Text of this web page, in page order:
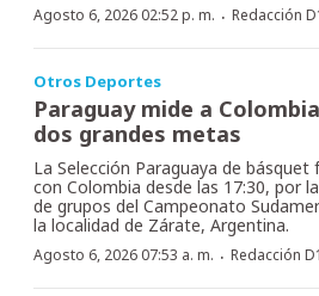
Agosto 6, 2026 02:52 p. m. · Redacción
Otros Deportes
Paraguay mide a
dos grandes metas
La Selección Paraguaya de
con Colombia desde las 17:30, por
de grupos del Campeonato
la localidad de Zárate, Argentina.
Agosto 6, 2026 07:53 a. m. · Redacción